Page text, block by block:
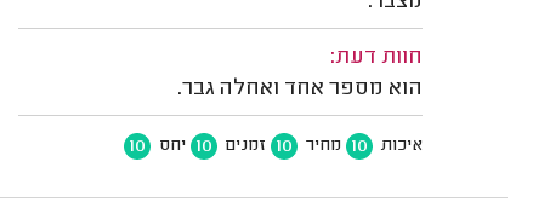
חוות דעת:
הוא מספר אחד ואחלה גבר.
איכות 10 מחיר 10 זמנים 10 יחס 10